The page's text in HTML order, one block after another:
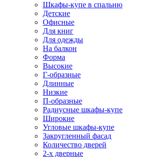
Шкафы-купе в спальню
Детские
Офисные
Для книг
Для одежды
На балкон
Форма
Высокие
Г-образные
Длинные
Низкие
П-образные
Радиусные шкафы-купе
Широкие
Угловые шкафы-купе
Закругленный фасад
Количество дверей
2-х дверные